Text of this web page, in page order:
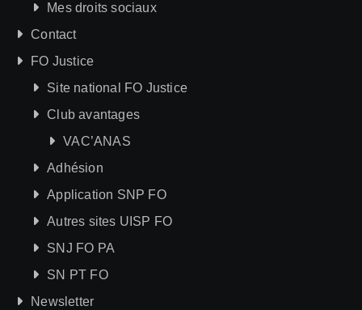
Mes droits sociaux
Contact
FO Justice
Site national FO Justice
Club avantages
VAC’ANAS
Adhésion
Application SNP FO
Autres sites UISP FO
SNJ FO PA
SN PT FO
Newsletter